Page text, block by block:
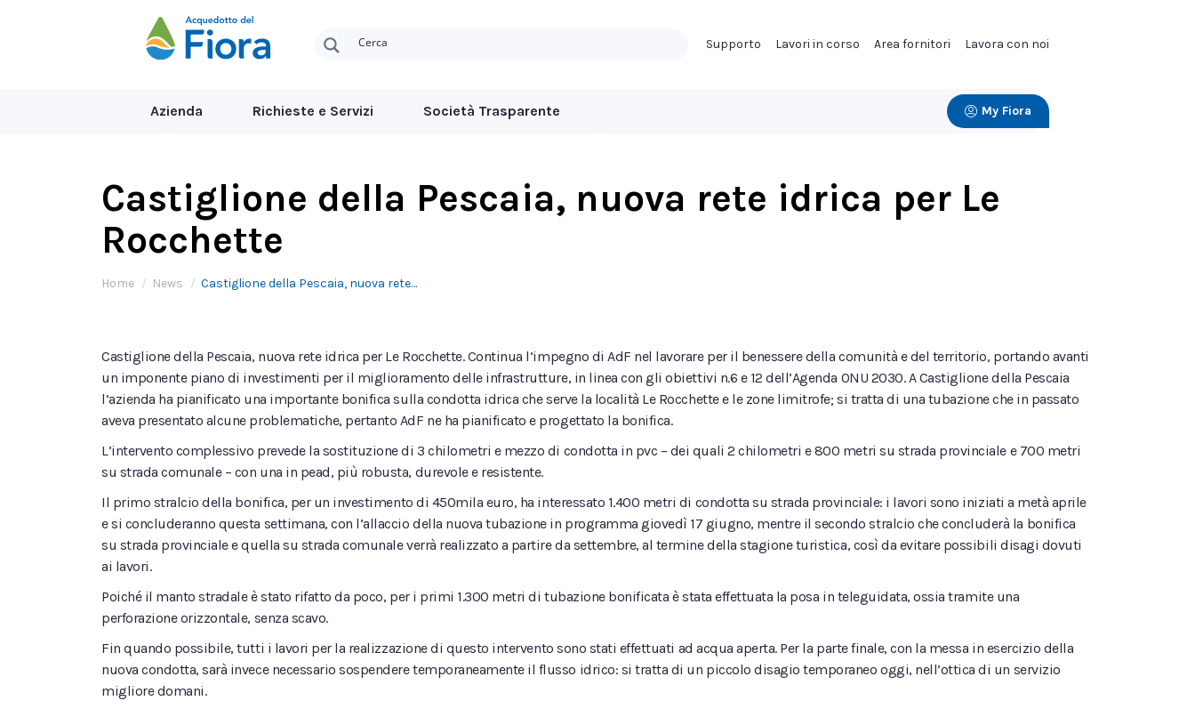
Supporto Lavori in corso Area fornitori Lavora con noi
Azienda Richieste e Servizi Società Trasparente My Fiora
Castiglione della Pescaia, nuova rete idrica per Le
Rocchette
Tu sei qui:
Home News Castiglione della Pescaia, nuova rete…
Castiglione della Pescaia, nuova rete idrica per Le Rocchette. Continua l’impegno di AdF nel lavorare per il benessere della comunità e del territorio, portando avanti
un imponente piano di investimenti per il miglioramento delle infrastrutture, in linea con gli obiettivi n.6 e 12 dell’Agenda ONU 2030. A Castiglione della Pescaia
l’azienda ha pianificato una importante bonifica sulla condotta idrica che serve la località Le Rocchette e le zone limitrofe; si tratta di una tubazione che in passato
aveva presentato alcune problematiche, pertanto AdF ne ha pianificato e progettato la bonifica.
L’intervento complessivo prevede la sostituzione di 3 chilometri e mezzo di condotta in pvc – dei quali 2 chilometri e 800 metri su strada provinciale e 700 metri
su strada comunale – con una in pead, più robusta, durevole e resistente.
Il primo stralcio della bonifica, per un investimento di 450mila euro, ha interessato 1.400 metri di condotta su strada provinciale: i lavori sono iniziati a metà aprile
e si concluderanno questa settimana, con l’allaccio della nuova tubazione in programma giovedì 17 giugno, mentre il secondo stralcio che concluderà la bonifica
su strada provinciale e quella su strada comunale verrà realizzato a partire da settembre, al termine della stagione turistica, così da evitare possibili disagi dovuti
ai lavori.
Poiché il manto stradale è stato rifatto da poco, per i primi 1.300 metri di tubazione bonificata è stata effettuata la posa in teleguidata, ossia tramite una
perforazione orizzontale, senza scavo.
Fin quando possibile, tutti i lavori per la realizzazione di questo intervento sono stati effettuati ad acqua aperta. Per la parte finale, con la messa in esercizio della
nuova condotta, sarà invece necessario sospendere temporaneamente il flusso idrico: si tratta di un piccolo disagio temporaneo oggi, nell’ottica di un servizio
migliore domani.